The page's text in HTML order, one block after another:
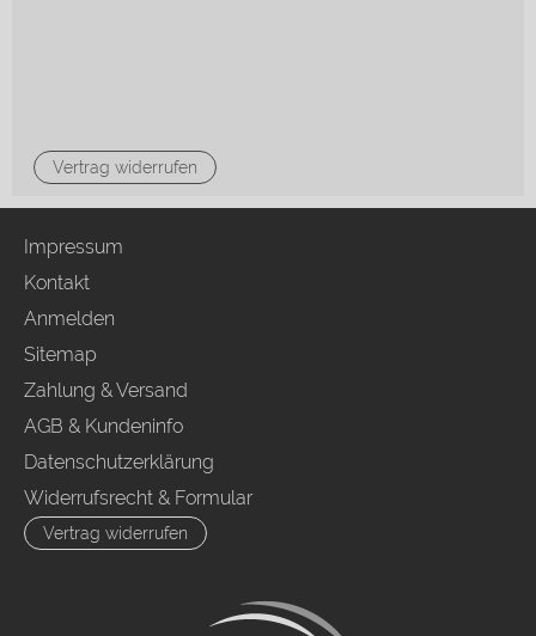
Vertrag widerrufen
Impressum
Kontakt
Anmelden
Sitemap
Zahlung & Versand
AGB & Kundeninfo
Datenschutzerklärung
Widerrufsrecht & Formular
Vertrag widerrufen